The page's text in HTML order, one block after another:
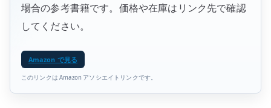
場合の参考書籍です。価格や在庫はリンク先で確認
してください。
Amazon で見る
このリンクは Amazon アソシエイトリンクです。